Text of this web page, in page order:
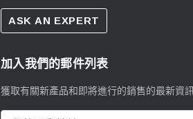
ASK AN EXPERT
加入我們的郵件列表
獲取有關新產品和即將進行的銷售的最新資訊